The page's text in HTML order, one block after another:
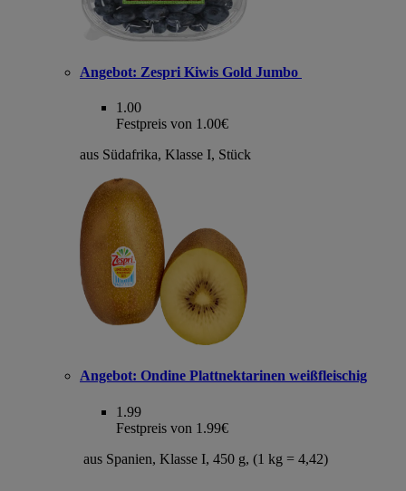
Angebot: Zespri Kiwis Gold Jumbo
1.00
Festpreis von 1.00€
aus Südafrika, Klasse I, Stück
Angebot: Ondine Plattnektarinen weißfleischig
1.99
Festpreis von 1.99€
aus Spanien, Klasse I, 450 g, (1 kg = 4,42)